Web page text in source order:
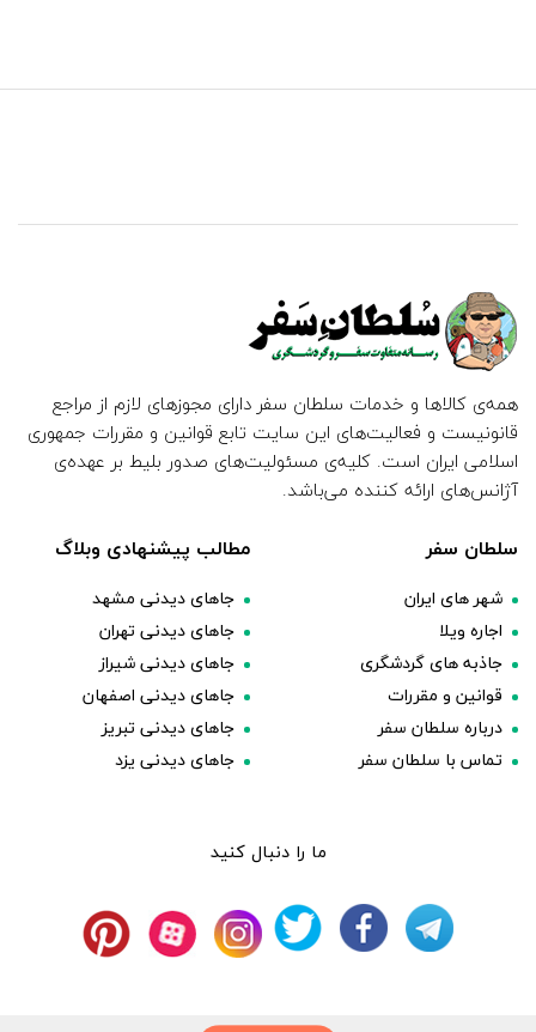
همه‌ی کالاها و خدمات سلطان سفر دارای مجوزهای لازم از مراجع
قانونیست و فعالیت‌های این سایت تابع قوانین و مقررات جمهوری
اسلامی ایران است. کلیه‌ی مسئولیت‌های صدور بلیط بر عهده‌ی
آژانس‌های ارائه کننده می‌باشد.
سلطان سفر
شهر های ایران
اجاره ویلا
جاذبه های گردشگری
قوانین و مقررات
درباره سلطان سفر
تماس با سلطان سفر
مطالب پیشنهادی وبلاگ
جاهای دیدنی مشهد
جاهای دیدنی تهران
جاهای دیدنی شیراز
جاهای دیدنی اصفهان
جاهای دیدنی تبریز
جاهای دیدنی یزد
ما را دنبال کنید